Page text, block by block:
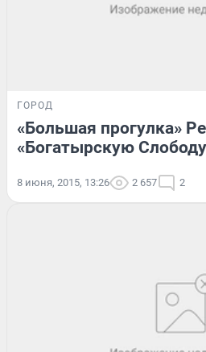
ГОРОД
«Большая прогулка»
«Богатырскую
8 июня, 2015, 13:26 2 657 2